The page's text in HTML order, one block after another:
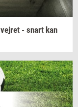
vej­ret - snart kan